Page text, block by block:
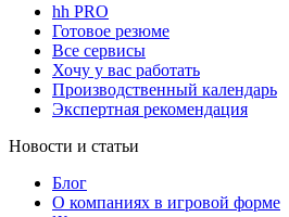
hh PRO
Готовое резюме
Все сервисы
Хочу у вас работать
Производственный календарь
Экспертная рекомендация
Новости и статьи
Блог
О компаниях в игровой форме